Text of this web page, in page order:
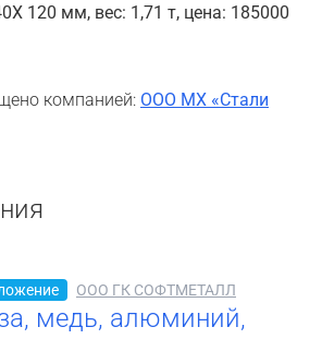
120 мм, вес: 1,71 т, цена: 185000
компанией: ООО МХ «Стали
ООО ГК СОФТМЕТАЛЛ
медь, алюминий,